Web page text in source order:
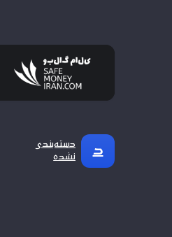
د
دسته‌بندی
نشده